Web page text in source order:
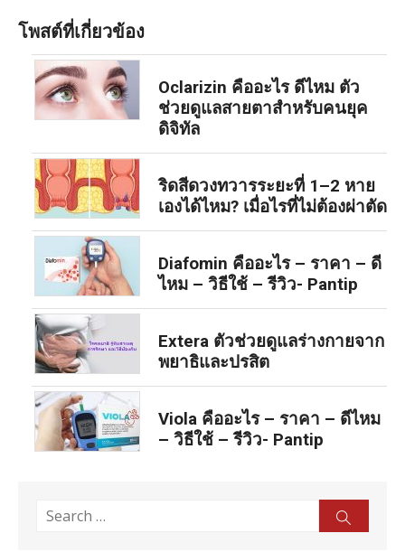
โพสต์ที่เกี่ยวข้อง
Oclarizin คืออะไร ดีไหม ตัว
ช่วยดูแลสายตาสำหรับคนยุค
ดิจิทัล
ริดสีดวงทวารระยะที่ 1–2 หาย
เองได้ไหม? เมื่อไรที่ไม่ต้องผ่าตัด
Diafomin คืออะไร – ราคา – ดี
ไหม – วิธีใช้ – รีวิว- Pantip
Extera ตัวช่วยดูแลร่างกายจาก
พยาธิและปรสิต
Viola คืออะไร – ราคา – ดีไหม
– วิธีใช้ – รีวิว- Pantip
Search